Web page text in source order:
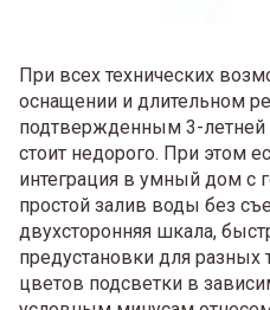
При всех технических
оснащении и длительном
подтвержденным 3-летней
стоит недорого. При этом
интеграция в умный дом с
простой залив воды без
двухсторонняя шкала,
предустановки для разных
цветов подсветки в